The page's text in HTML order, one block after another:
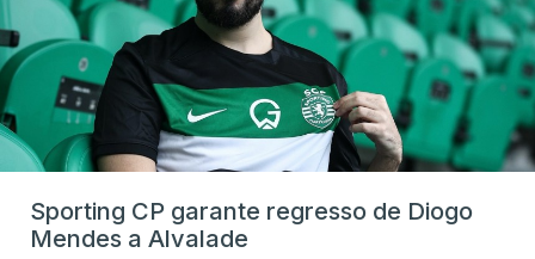
Sporting CP garante regresso de Diogo
Mendes a Alvalade